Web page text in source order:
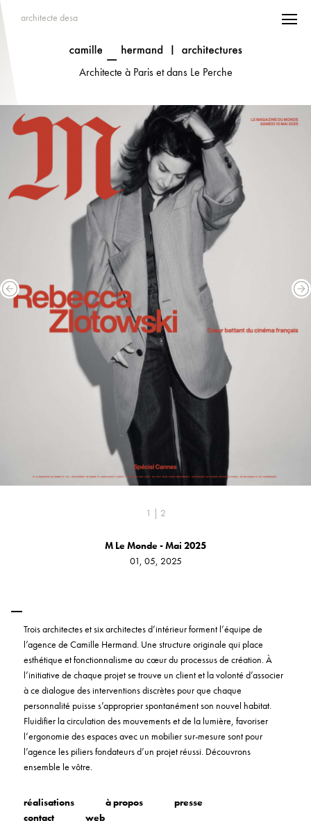
architecte desa
Architecte à Paris et dans Le Perche
1 | 2
M Le Monde - Mai 2025
01, 05, 2025
Trois architectes et six architectes d’intérieur forment l’équipe de
l’agence de Camille Hermand. Une structure originale qui place
esthétique et fonctionnalisme au cœur du processus de création. À
l’initiative de chaque projet se trouve un client et la volonté d’associer
à ce dialogue des interventions discrètes pour que chaque
personnalité puisse s’approprier spontanément son nouvel habitat.
Fluidifier la circulation des mouvements et de la lumière, favoriser
l’ergonomie des espaces avec un mobilier sur-mesure sont pour
l’agence les piliers fondateurs d’un projet réussi. Découvrons
ensemble le vôtre.
réalisations à propos
presse
contact
web